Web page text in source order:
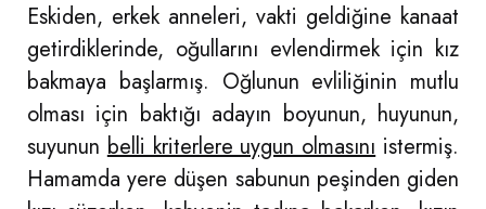
Eskiden, erkek anneleri, vakti geldiğine kanaat
getirdiklerinde, oğullarını evlendirmek için kız
bakmaya başlarmış. Oğlunun evliliğinin mutlu
olması için baktığı adayın boyunun, huyunun,
suyununbelli kriterlere uygun olmasınıistermiş.
Hamamda yere düşen sabunun peşinden giden